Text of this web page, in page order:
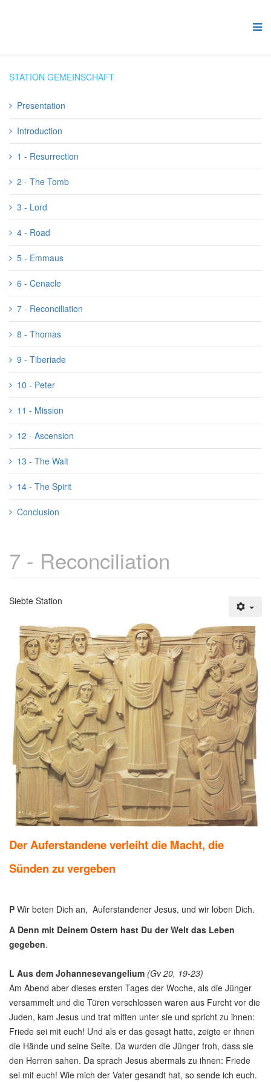
STATION GEMEINSCHAFT
Presentation
Introduction
1 - Resurrection
2 - The Tomb
3 - Lord
4 - Road
5 - Emmaus
6 - Cenacle
7 - Reconciliation
8 - Thomas
9 - Tiberiade
10 - Peter
11 - Mission
12 - Ascension
13 - The Wait
14 - The Spirit
Conclusion
7 - Reconciliation
Siebte Station
Der Auferstandene verleiht die Macht, die
Sünden zu vergeben
P Wir beten Dich an, Auferstandener Jesus, und wir loben Dich.
A Denn mit Deinem Ostern hast Du der Welt das Leben
gegeben.
L Aus dem Johannesevangelium (Gv 20, 19-23)
Am Abend aber dieses ersten Tages der Woche, als die Jünger
versammelt und die Türen verschlossen waren aus Furcht vor die
Juden, kam Jesus und trat mitten unter sie und spricht zu ihnen:
Friede sei mit euch! Und als er das gesagt hatte, zeigte er ihnen
die Hände und seine Seite. Da wurden die Jünger froh, dass sie
den Herren sahen. Da sprach Jesus abermals zu ihnen: Friede
sei mit euch! Wie mich der Vater gesandt hat, so sende ich euch.